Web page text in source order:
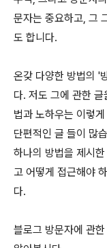
문자는 중요하고, 그
도 합니다.
온갖 다양한 방법의 '
다. 저도 그에 관한
법과 노하우는 이렇
단편적인 글 들이 많
하나의 방법을 제시
고 어떻게 접근해야
다.
블로그 방문자에 관한